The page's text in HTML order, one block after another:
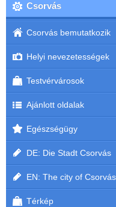
Csorvás
Csorvás bemutatkozik
Helyi nevezetességek
Testvérvárosok
Ajánlott oldalak
Egészségügy
DE: Die Stadt Csorvás
EN: The city of Csorvás
Térkép